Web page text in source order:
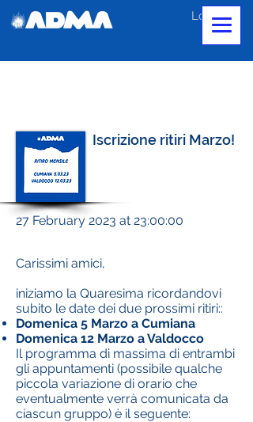
Log In
Iscrizione ritiri Marzo!
27 February 2023 at 23:00:00
Carissimi amici,
iniziamo la Quaresima ricordandovi
subito le date dei due prossimi ritiri::
Domenica 5 Marzo a Cumiana
Domenica 12 Marzo a Valdocco
Il programma di massima di entrambi
gli appuntamenti (possibile qualche
piccola variazione di orario che
eventualmente verrà comunicata da
ciascun gruppo) è il seguente: